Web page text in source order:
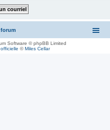
Software © phpBB Limited
©Miles Cellar